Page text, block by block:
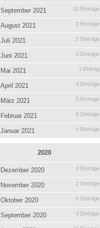
September 2021 10 Einträge
August 2021 8 Einträge
Juli 2021 2 Einträge
Juni 2021 3 Einträge
Mai 2021 1 Eintrag
April 2021 4 Einträge
März 2021 5 Einträge
Februar 2021 6 Einträge
Januar 2021 4 Einträge
2020
Dezember 2020 4 Einträge
November 2020 2 Einträge
Oktober 2020 6 Einträge
September 2020 4 Einträge